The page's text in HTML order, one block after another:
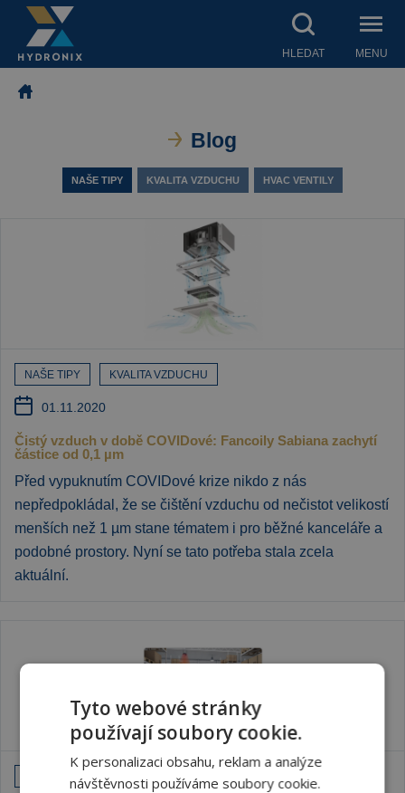
HLEDAT MENU
Blog
NAŠE TIPY KVALITA VZDUCHU HVAC VENTILY
NAŠE TIPY KVALITA VZDUCHU
01.11.2020
Čistý vzduch v době COVIDové: Fancoily Sabiana zachytí
částice od 0,1 µm
Před vypuknutím COVIDové krize nikdo z nás
nepředpokládal, že se čištění vzduchu od nečistot velikostí
menších než 1 µm stane tématem i pro běžné kanceláře a
podobné prostory. Nyní se tato potřeba stala zcela
aktuální.
NAŠE TIPY
Tyto webové stránky
používají soubory cookie.
K personalizaci obsahu, reklam a analýze
návštěvnosti používáme soubory cookie.